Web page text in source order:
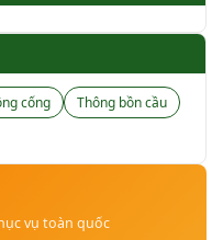
cống
Thông bồn cầu
vụ toàn quốc